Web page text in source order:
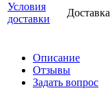
Условия
доставки
Доставка
Описание
Отзывы
Задать вопрос